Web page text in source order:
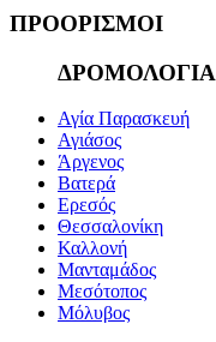
ΠΡΟΟΡΙΣΜΟΙ
ΔΡΟΜΟΛΟΓΙΑ
Αγία Παρασκευή
Αγιάσος
Άργενος
Βατερά
Ερεσός
Θεσσαλονίκη
Καλλονή
Μανταμάδος
Μεσότοπος
Μόλυβος